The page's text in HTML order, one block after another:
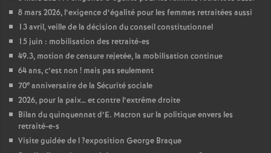
8 mars 2026, l’exigence d’égalité pour les femmes retraitées aussi
13 avril, veille de la décision du conseil constitutionnel
15 juin : mobilisation des retraité-es
49.3, motion de censure rejetée, la mobilisation continue
64 ans, c’est non ! mais pas seulement
70e anniversaire de la Sécurité sociale
2026, pour la paix… et contre l’extrême droite
Bilan du quinquennat d’E. Macron sur la politique envers les
retraité-e-s
Visite guidée de l?exposition George Braque